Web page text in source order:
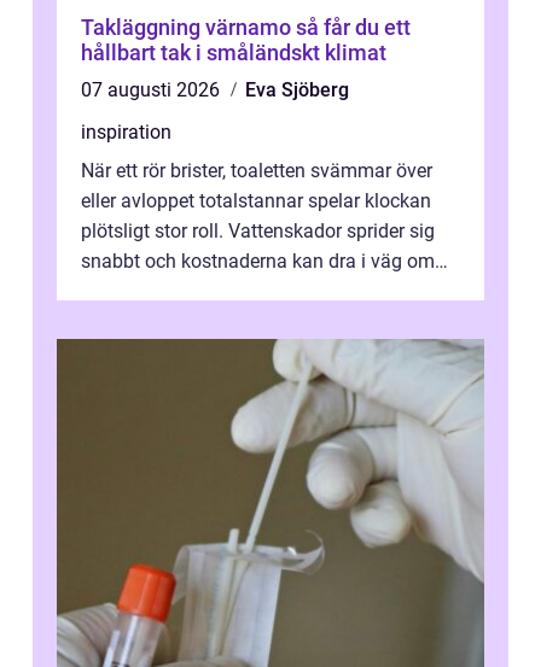
Takläggning värnamo så får du ett
hållbart tak i småländskt klimat
07 augusti 2026
Eva Sjöberg
inspiration
När ett rör brister, toaletten svämmar över
eller avloppet totalstannar spelar klockan
plötsligt stor roll. Vattenskador sprider sig
snabbt och kostnaderna kan dra i väg om